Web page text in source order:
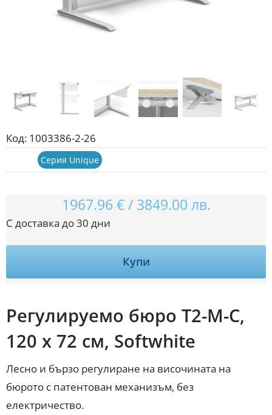
Код: 1003386-2-26
Серия Unique
1967.96 € / 3849.00 лв.
С доставка до 30 дни
Купи
Регулируемо бюро Т2-М-C,
120 х 72 см, Softwhite
Лесно и бързо регулиране на височината на
бюрото с патентован механизъм, без
електричество.